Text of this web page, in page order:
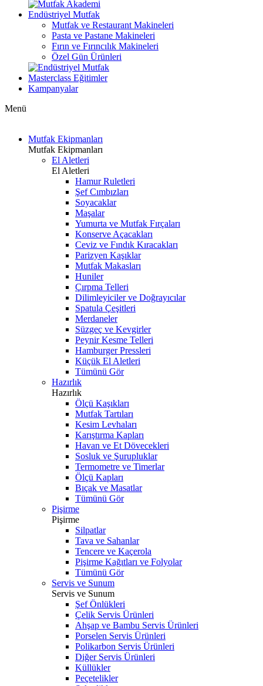
Endüstriyel Mutfak
Mutfak ve Restaurant Makineleri
Pasta ve Pastane Makineleri
Fırın ve Fırıncılık Makineleri
Özel Gün Ürünleri
Masterclass Eğitimler
Kampanyalar
Menü
Mutfak Ekipmanları
Mutfak Ekipmanları
El Aletleri
El Aletleri
Hamur Ruletleri
Şef Cımbızları
Soyacaklar
Maşalar
Yumurta ve Mutfak Fırçaları
Konserve Açacakları
Ceviz ve Fındık Kıracakları
Parizyen Kaşıklar
Mutfak Makasları
Huniler
Çırpma Telleri
Dilimleyiciler ve Doğrayıcılar
Spatula Çeşitleri
Merdaneler
Süzgeç ve Kevgirler
Peynir Kesme Telleri
Hamburger Pressleri
Küçük El Aletleri
Tümünü Gör
Hazırlık
Hazırlık
Ölçü Kaşıkları
Mutfak Tartıları
Kesim Levhaları
Karıştırma Kapları
Havan ve Et Dövecekleri
Sosluk ve Şurupluklar
Termometre ve Timerlar
Ölçü Kapları
Bıçak ve Masatlar
Tümünü Gör
Pişirme
Pişirme
Silpatlar
Tava ve Sahanlar
Tencere ve Kaçerola
Pişirme Kağıtları ve Folyolar
Tümünü Gör
Servis ve Sunum
Servis ve Sunum
Şef Önlükleri
Çelik Servis Ürünleri
Ahşap ve Bambu Servis Ürünleri
Porselen Servis Ürünleri
Polikarbon Servis Ürünleri
Diğer Servis Ürünleri
Küllükler
Peçetelikler